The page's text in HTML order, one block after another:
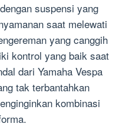
suspensi yang
saat melewati
yang canggih
kontrol yang baik saat
dari Yamaha Vespa
tak terbantahkan
kombinasi